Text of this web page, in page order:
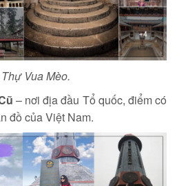
Vua Mèo.
– nơi địa đầu Tổ quốc, điểm có
đồ của Việt Nam.